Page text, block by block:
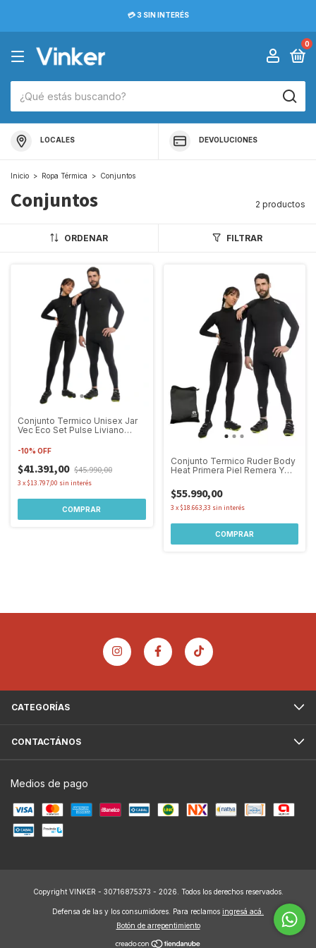
💳 3 SIN INTERÉS
0
LOCALES DEVOLUCIONES
Inicio > Ropa Térmica > Conjuntos
Conjuntos 2 productos
ORDENAR FILTRAR
Conjunto Termico Unisex Jar
Vec Eco Set Pulse Liviano
-10% OFF
$41.391,00 $45.990,00
3 x $13.797,00 sin interés
COMPRAR
Conjunto Termico Ruder Body
Heat Primera Piel Remera Y
$55.990,00
3 x $18.663,33 sin interés
COMPRAR
CATEGORÍAS
CONTACTÁNOS
Medios de pago
Copyright VINKER - 30716875373 - 2026. Todos los derechos reservados.
Defensa de las y los consumidores. Para reclamos ingresá acá.
Botón de arrepentimiento